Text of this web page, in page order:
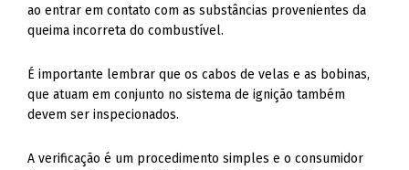
ao entrar em contato com as substâncias provenientes da
queima incorreta do combustível.
É importante lembrar que os cabos de velas e as bobinas,
que atuam em conjunto no sistema de ignição também
devem ser inspecionados.
A verificação é um procedimento simples e o consumidor